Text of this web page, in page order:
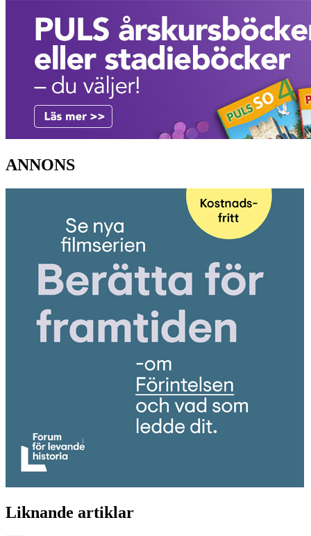
ANNONS
Liknande artiklar